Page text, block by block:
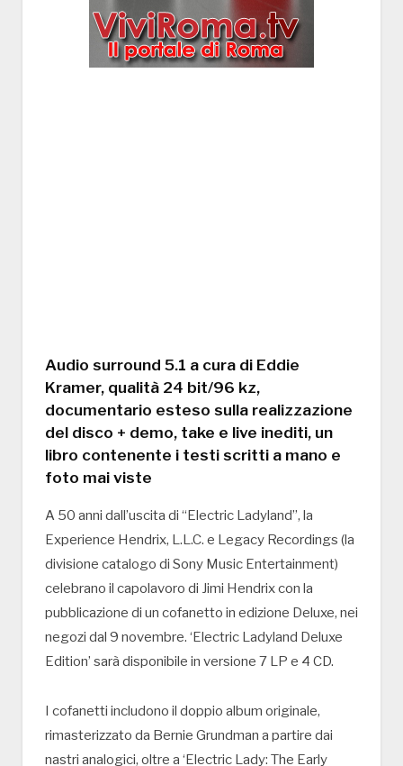
Audio surround 5.1 a cura di Eddie
Kramer, qualità 24 bit/96 kz,
documentario esteso sulla realizzazione
del disco + demo, take e live inediti, un
libro contenente i testi scritti a mano e
foto mai viste
A 50 anni dall’uscita di “Electric Ladyland”, la
Experience Hendrix, L.L.C. e Legacy Recordings (la
divisione catalogo di Sony Music Entertainment)
celebrano il capolavoro di Jimi Hendrix con la
pubblicazione di un cofanetto in edizione Deluxe, nei
negozi dal 9 novembre. ‘Electric Ladyland Deluxe
Edition’ sarà disponibile in versione 7 LP e 4 CD.
I cofanetti includono il doppio album originale,
rimasterizzato da Bernie Grundman a partire dai
nastri analogici, oltre a ‘Electric Lady: The Early